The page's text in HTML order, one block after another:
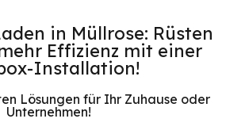
in Müllrose: Rüsten
Effizienz mit einer
Installation!
Lösungen für Ihr Zuhause oder
Unternehmen!